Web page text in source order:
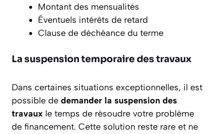
Montant des mensualités
Éventuels intérêts de retard
Clause de déchéance du terme
La suspension temporaire des travaux
Dans certaines situations exceptionnelles, il est
possible de demander la suspension des
travaux le temps de résoudre votre problème
de financement. Cette solution reste rare et ne